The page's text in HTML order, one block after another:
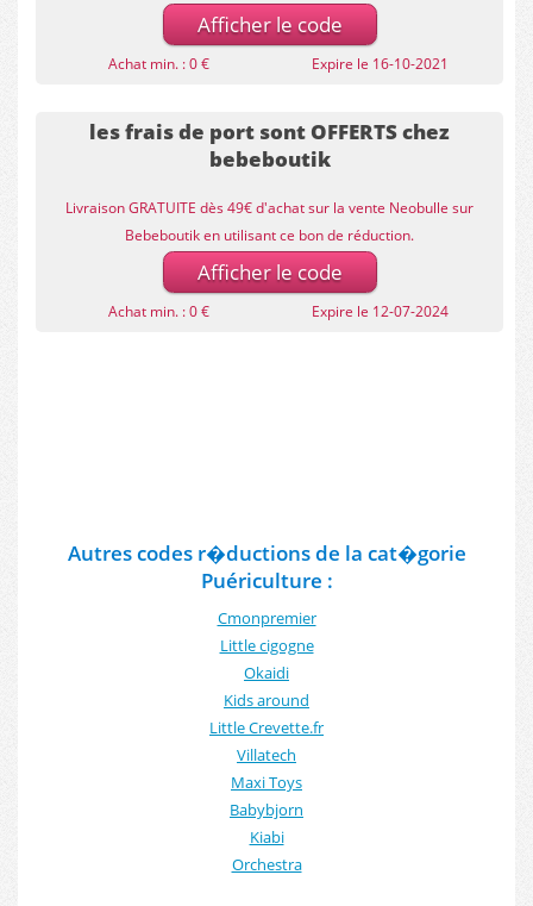
Afficher le code
Achat min. : 0 € Expire le 16-10-2021
les frais de port sont OFFERTS chez
bebeboutik
Livraison GRATUITE dès 49€ d'achat sur la vente Neobulle sur
Bebeboutik en utilisant ce bon de réduction.
Afficher le code
Achat min. : 0 € Expire le 12-07-2024
Autres codes r�ductions de la cat�gorie
Puériculture :
Cmonpremier
Little cigogne
Okaidi
Kids around
Little Crevette.fr
Villatech
Maxi Toys
Babybjorn
Kiabi
Orchestra